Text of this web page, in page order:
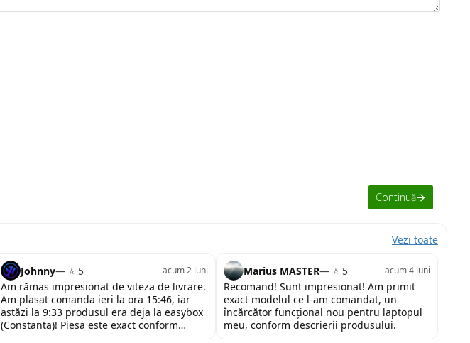
Continuă
Vezi toate
Johnny— ⭐ 5 acum 2 luni
Am rămas impresionat de viteza de livrare.
Am plasat comanda ieri la ora 15:46, iar
astăzi la 9:33 produsul era deja la easybox
(Constanta)! Piesa este exact conform
Marius MASTER— ⭐ 5 acum 4 luni
Recomand! Sunt impresionat! Am primit
exact modelul ce l-am comandat, un
încărcător funcțional nou pentru laptopul
meu, conform descrierii produsului.